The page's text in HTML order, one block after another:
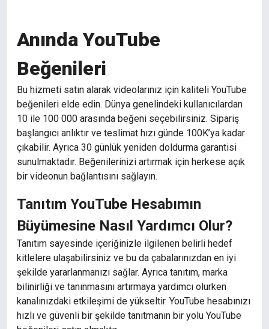
Anında YouTube
Beğenileri
Bu hizmeti satın alarak videolarınız için kaliteli YouTube
beğenileri elde edin. Dünya genelindeki kullanıcılardan
10 ile 100 000 arasında beğeni seçebilirsiniz. Sipariş
başlangıcı anlıktır ve teslimat hızı günde 100K’ya kadar
çıkabilir. Ayrıca 30 günlük yeniden doldurma garantisi
sunulmaktadır. Beğenilerinizi artırmak için herkese açık
bir videonun bağlantısını sağlayın.
Tanıtım YouTube Hesabımın
Büyümesine Nasıl Yardımcı Olur?
Tanıtım sayesinde içeriğinizle ilgilenen belirli hedef
kitlelere ulaşabilirsiniz ve bu da çabalarınızdan en iyi
şekilde yararlanmanızı sağlar. Ayrıca tanıtım, marka
bilinirliği ve tanınmasını artırmaya yardımcı olurken
kanalınızdaki etkileşimi de yükseltir. YouTube hesabınızı
hızlı ve güvenli bir şekilde tanıtmanın bir yolu YouTube